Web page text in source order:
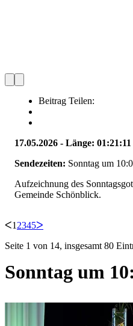
Beitrag Teilen:
17.05.2026 - Länge: 01:21:11
Sendezeiten: Sonntag um
Aufzeichnung des
Gemeinde Schönblick.
ᐸ1 2345ᐳ
Seite 1 von 14, insgesamt 80
Sonntag um